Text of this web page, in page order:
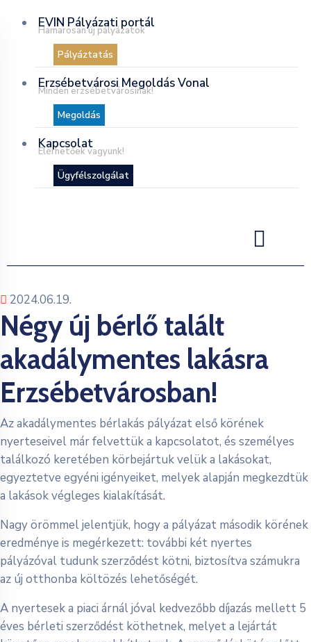
EVIN Pályázati portál
Hamarosan új pályázatok
Pályáztatás
Erzsébetvárosi Megoldás Vonal
Minden erzsébetvárosinak!
Megoldás
Kapcsolat
Elérhetőek vagyunk!
Ügyfélszolgálat
2024.06.19.
Négy új bérlő talált
akadálymentes lakásra
Erzsébetvárosban!
Az akadálymentes bérlakás pályázat első körének
nyerteseivel már felvettük a kapcsolatot, és személyes
találkozó keretében körbejártuk velük a lakásokat,
egyeztetve egyéni igényeiket, melyek alapján megkezdtük
a lakások végleges kialakítását.
Nagy örömmel jelentjük, hogy a pályázat második körének
eredménye is megérkezett: további két nyertes
pályázóval tudunk szerződést kötni, biztosítva számukra
az új otthonba költözés lehetőségét.
A nyertesek a piaci árnál jóval kedvezőbb díjazás mellett 5
éves bérleti szerződést köthetnek, melyet a lejártát